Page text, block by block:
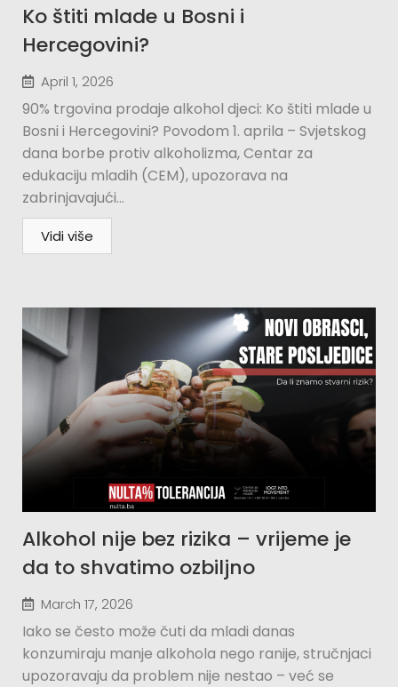
Ko štiti mlade u Bosni i
Hercegovini?​
April 1, 2026
90% trgovina prodaje alkohol djeci: Ko štiti mlade u
Bosni i Hercegovini? Povodom 1. aprila – Svjetskog
dana borbe protiv alkoholizma, Centar za
edukaciju mladih (CEM), upozorava na
zabrinjavajući...
Vidi više
Alkohol nije bez rizika – vrijeme je
da to shvatimo ozbiljno
March 17, 2026
Iako se često može čuti da mladi danas
konzumiraju manje alkohola nego ranije, stručnjaci
upozoravaju da problem nije nestao – već se